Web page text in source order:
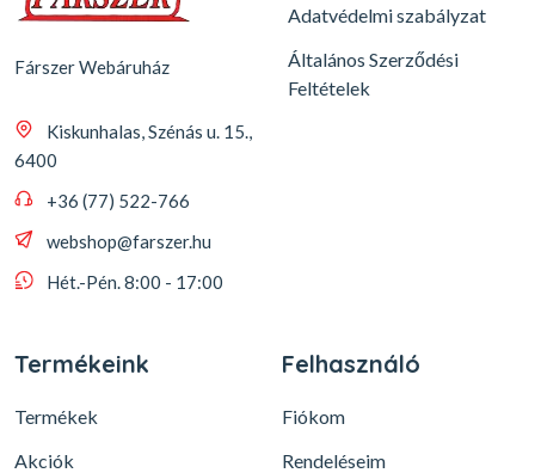
Fárszer Webáruház
Kiskunhalas, Szénás u. 15.,
6400
+36 (77) 522-766
webshop@farszer.hu
Hét.-Pén. 8:00 - 17:00
Adatvédelmi szabályzat
Általános Szerződési
Feltételek
Termékeink
Termékek
Akciók
Felhasználó
Fiókom
Rendeléseim